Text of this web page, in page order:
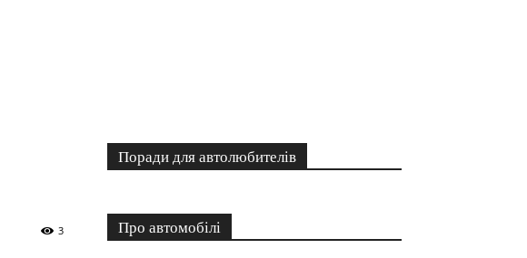
3
Поради для автолюбителів
Про автомобілі